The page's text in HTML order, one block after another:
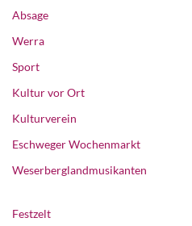
Absage
Werra
Sport
Kultur vor Ort
Kulturverein
Eschweger Wochenmarkt
Weserberglandmusikanten
Festzelt